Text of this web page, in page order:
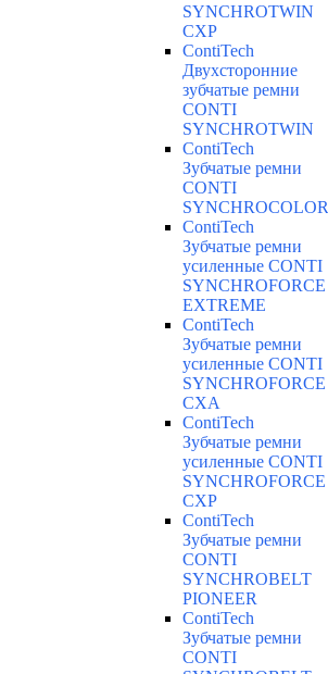
SYNCHROTWIN
CXP
ContiTech
Двухсторонние
зубчатые ремни
CONTI
SYNCHROTWIN
ContiTech
Зубчатые ремни
CONTI
SYNCHROCOLOR
ContiTech
Зубчатые ремни
усиленные CONTI
SYNCHROFORCE
EXTREME
ContiTech
Зубчатые ремни
усиленные CONTI
SYNCHROFORCE
CXA
ContiTech
Зубчатые ремни
усиленные CONTI
SYNCHROFORCE
CXP
ContiTech
Зубчатые ремни
CONTI
SYNCHROBELT
PIONEER
ContiTech
Зубчатые ремни
CONTI